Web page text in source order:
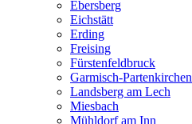
Ebersberg
Eichstätt
Erding
Freising
Fürstenfeldbruck
Garmisch-Partenkirchen
Landsberg am Lech
Miesbach
Mühldorf am Inn